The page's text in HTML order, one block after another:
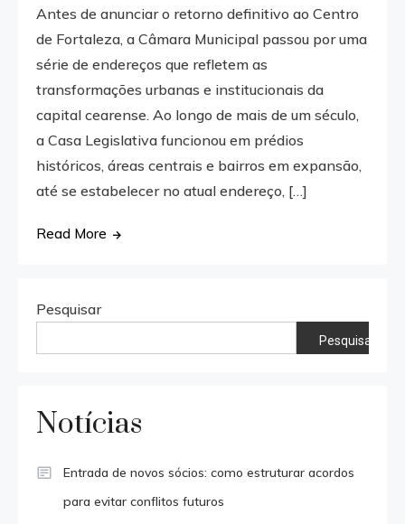
Antes de anunciar o retorno definitivo ao Centro
de Fortaleza, a Câmara Municipal passou por uma
série de endereços que refletem as
transformações urbanas e institucionais da
capital cearense. Ao longo de mais de um século,
a Casa Legislativa funcionou em prédios
históricos, áreas centrais e bairros em expansão,
até se estabelecer no atual endereço, […]
Read More
Pesquisar
Pesquisar
Notícias
Entrada de novos sócios: como estruturar acordos
para evitar conflitos futuros